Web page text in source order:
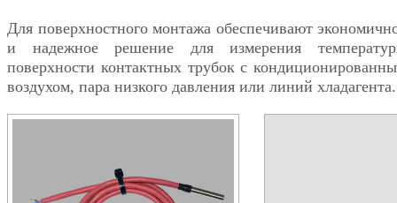
Для поверхностного монтажа обеспечивают
и надежное решение для измерения
поверхности контактных трубок с
воздухом, пара низкого давления или линий хладагента.